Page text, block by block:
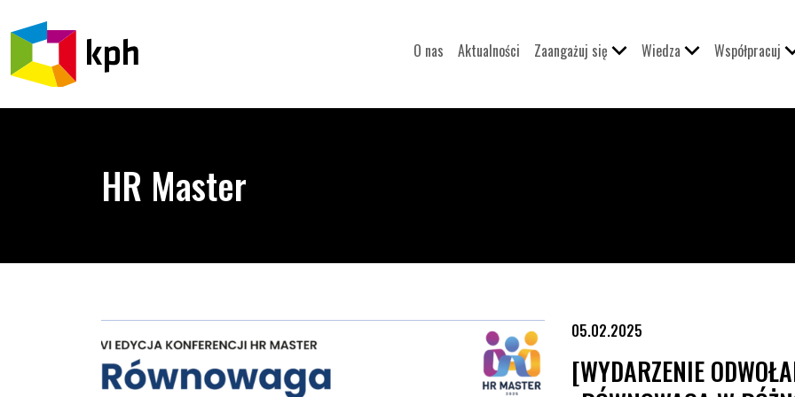
PRZEJDŹ DO TREŚCI
O nas Aktualności Zaangażuj się Wiedza Współpracuj
HR Master
05.02.2025
[WYDARZENIE
[Wydarzenie odwołane] Konferencja HR Master „Równowaga w różnorodności – jak przepisy mogą kształtować